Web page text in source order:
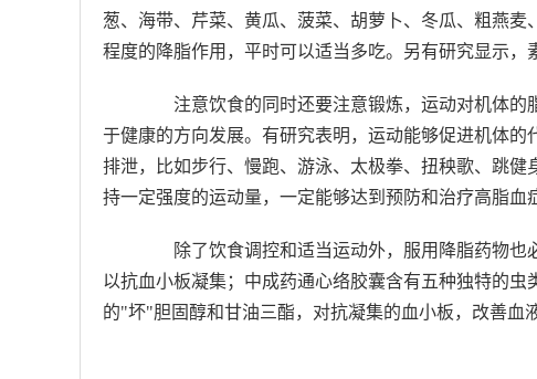
葱、海带、芹菜、黄瓜、菠菜、胡萝卜、冬瓜、粗燕
程度的降脂作用，平时可以适当多吃。另有研究显示，
注意饮食的同时还要注意锻炼，运动对机体的
于健康的方向发展。有研究表明，运动能够促进机体
排泄，比如步行、慢跑、游泳、太极拳、扭秧歌、跳
持一定强度的运动量，一定能够达到预防和治疗高脂血
除了饮食调控和适当运动外，服用降脂药物也
以抗血小板凝集；中成药通心络胶囊含有五种独特的
的"坏"胆固醇和甘油三酯，对抗凝集的血小板，改善血